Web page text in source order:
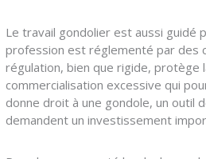
Le travail gondolier est aussi guidé
profession est réglementé par des
régulation, bien que rigide, protège
commercialisation excessive qui
donne droit à une gondole, un outil
demandent un investissement